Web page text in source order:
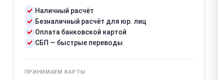
Наличный расчёт
Безналичный расчёт для юр. лиц
Оплата банковской картой
СБП — быстрые переводы
ПРИНИМАЕМ КАРТЫ